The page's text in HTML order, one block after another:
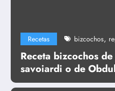
Recetas bizcochos,
Receta bizcochos
savoiardi o de